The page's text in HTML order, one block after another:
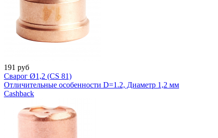
191 руб
Сварог Ø1,2 (CS 81)
Отличительные особенности D=1.2, Диаметр 1,2 мм
Cashback